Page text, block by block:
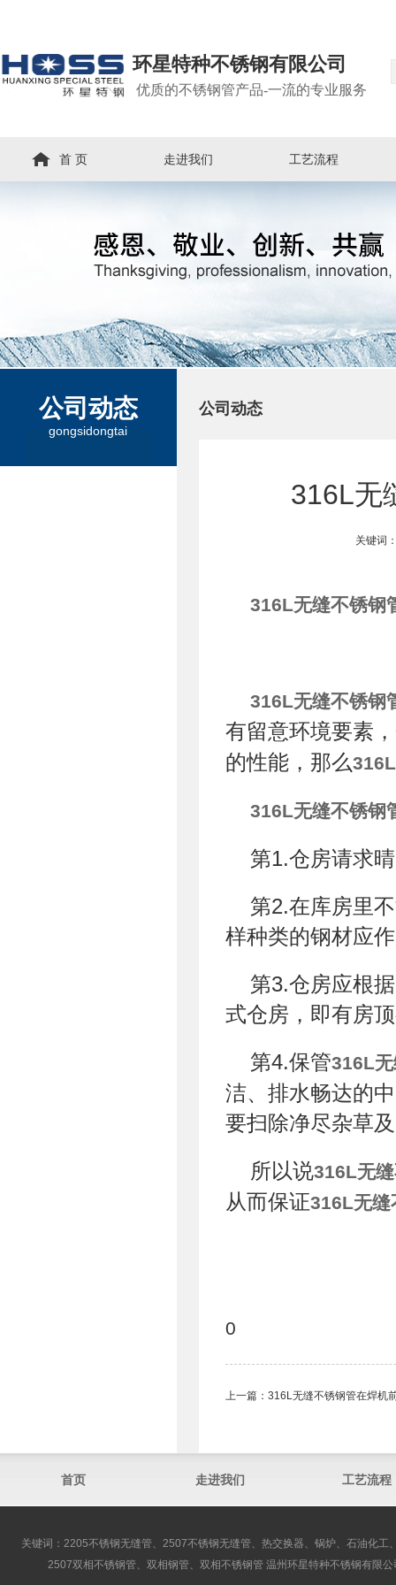
环星特种不锈钢有限公司
优质的不锈钢管产品-一流的专业服务
首 页 走进我们 工艺流程
公司动态
gongsidongtai
公司动态
316L无
关键词
316L无缝不锈钢
316L无缝不锈钢
有留意环境要素
的性能，那么
316L无缝不锈钢
第1.仓房请求
第2.在库房里
样种类的钢材应
第3.仓房应根
式仓房，即有房
第4.保管316L
洁、排水畅达的
要扫除净尽杂草
所以说316L无
从而保证316L无缝
0
上一篇： 316L无缝不锈钢管在焊机
首页 走进我们 工艺流程
关键词：2205不锈钢无缝管、2507不锈钢无缝管、热交换器、锅炉、石油化
2507双相不锈钢管、双相钢管、双相不锈钢管 温州环星特种不锈钢有限